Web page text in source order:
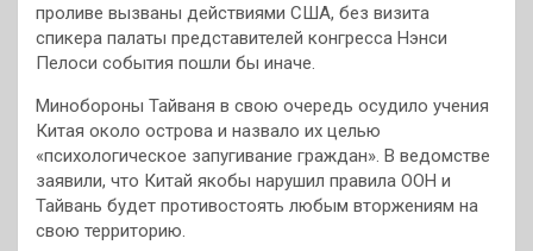
проливе вызваны действиями США, без визита
спикера палаты представителей конгресса Нэнси
Пелоси события пошли бы иначе.
Минобороны Тайваня в свою очередь осудило учения
Китая около острова и назвало их целью
«психологическое запугивание граждан». В ведомстве
заявили, что Китай якобы нарушил правила ООН и
Тайвань будет противостоять любым вторжениям на
свою территорию.